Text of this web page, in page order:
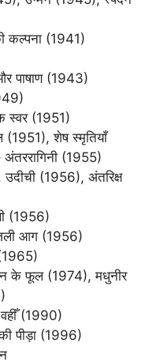
कल्पना (1941)
पाषाण (1943)
स्वर (1951)
(1951), शेष स्मृतियाँ
(1955)
(1956), अंतरिक्ष
(1956)
आग (1956)
के फूल (1974), मधुनीर
(1990)
पीड़ा (1996)